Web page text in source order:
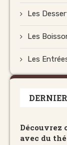
Les
Les
Les
Découvrez
avec du